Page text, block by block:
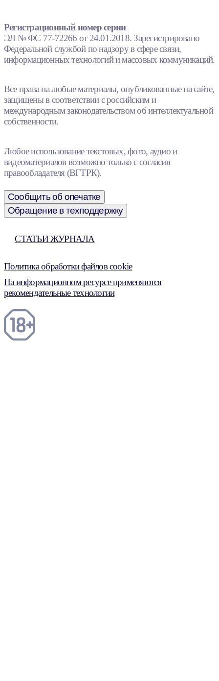
Регистрационный номер серии
ЭЛ № ФС 77-72266 от 24.01.2018. Зарегистрировано
Федеральной службой по надзору в сфере связи,
информационных технологий и массовых коммуникаций.
Все права на любые материалы, опубликованные на сайте,
защищены в соответствии с российским и
международным законодательством об интеллектуальной
собственности.
Любое использование текстовых, фото, аудио и
видеоматериалов возможно только с согласия
правообладателя (ВГТРК).
Сообщить об опечатке
Обращение в техподдержку
СТАТЬИ ЖУРНАЛА
Политика обработки файлов cookie
На информационном ресурсе применяются
рекомендательные технологии